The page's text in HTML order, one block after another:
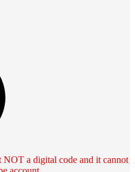
NOT a digital code and it cannot